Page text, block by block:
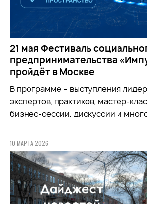
21 мая Фестиваль
предпринимательства
пройдёт в Москве
В программе – выступления
экспертов, практиков, мастер-
бизнес-сессии, дискуссии и
10 МАРТА 2026